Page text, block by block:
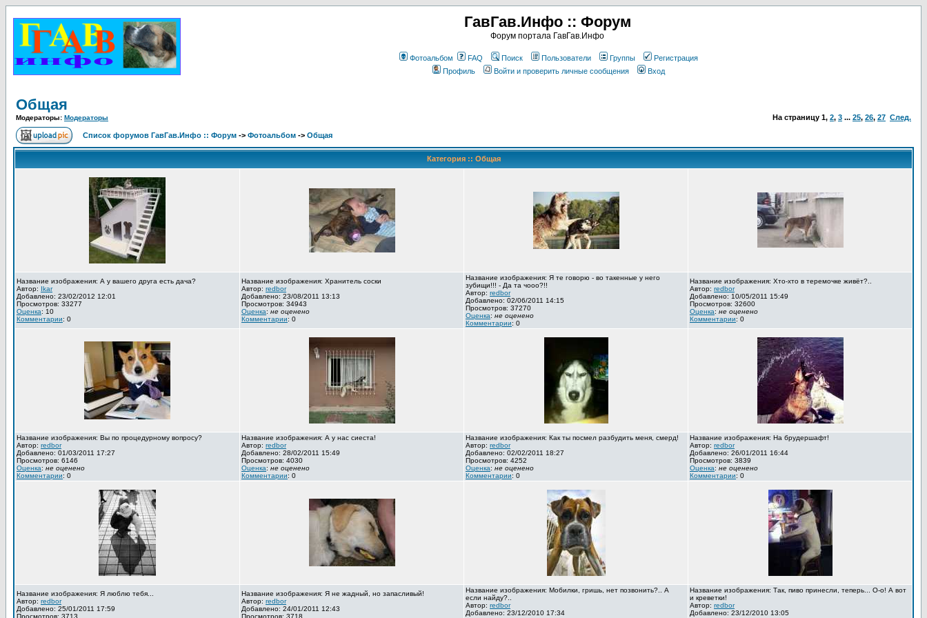
ГавГав.Инфо :: Форум
Форум портала ГавГав.Инфо
Фотоальбом FAQ Поиск Пользователи Группы
Регистрация
Профиль
Войти и проверить личные сообщения Вход
Общая
Модераторы: Модераторы На страницу 1, 2, 3 ... 25, 26, 27 След.
Список форумов ГавГав.Инфо :: Форум -> Фотоальбом -> Общая
Категория :: Общая
Название изображения: А у вашего друга есть дача?
Автор: Ikar
Добавлено: 23/02/2012 12:01
Просмотров: 33277
Оценка: 10
Комментарии: 0
Название изображения: Хранитель соски
Автор: redbor
Добавлено: 23/08/2011 13:13
Просмотров: 34943
Оценка: не оценено
Комментарии: 0
Название изображения: Я те говорю - во такенные у него
зубищи!!! - Да та чооо?!!
Автор: redbor
Добавлено: 02/06/2011 14:15
Просмотров: 37270
Оценка: не оценено
Комментарии: 0
Название изображения: Хто-хто в теремочке живёт?..
Автор: redbor
Добавлено: 10/05/2011 15:49
Просмотров: 32600
Оценка: не оценено
Комментарии: 0
Название изображения: Вы по процедурному вопросу?
Автор: redbor
Добавлено: 01/03/2011 17:27
Просмотров: 6146
Оценка: не оценено
Комментарии: 0
Название изображения: А у нас сиеста!
Автор: redbor
Добавлено: 28/02/2011 15:49
Просмотров: 4030
Оценка: не оценено
Комментарии: 0
Название изображения: Как ты посмел разбудить меня, смерд!
Автор: redbor
Добавлено: 02/02/2011 18:27
Просмотров: 4252
Оценка: не оценено
Комментарии: 0
Название изображения: На брудершафт!
Автор: redbor
Добавлено: 26/01/2011 16:44
Просмотров: 3839
Оценка: не оценено
Комментарии: 0
Название изображения: Я люблю тебя...
Автор: redbor
Добавлено: 25/01/2011 17:59
Просмотров: 3713
Название изображения: Я не жадный, но запасливый!
Автор: redbor
Добавлено: 24/01/2011 12:43
Просмотров: 3718
Название изображения: Мобилки, гришь, нет позвонить?.. А
если найду?..
Автор: redbor
Добавлено: 23/12/2010 17:34
Название изображения: Так, пиво принесли, теперь... О-о! А вот
и креветки!
Автор: redbor
Добавлено: 23/12/2010 13:05